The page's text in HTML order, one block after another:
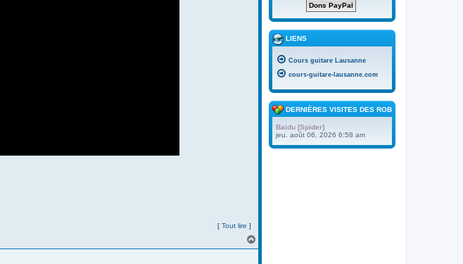
[ Tout lire ]
a
LIENS
Cours guitare Lausanne
cours-guitare-lausanne.com
DERNIÈRES VISITES DES ROBOTS
Baidu [Spider]
jeu. août 06, 2026 6:58 am